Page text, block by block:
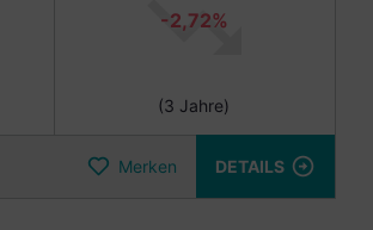
-2,72%
(3 Jahre)
Merken DETAILS